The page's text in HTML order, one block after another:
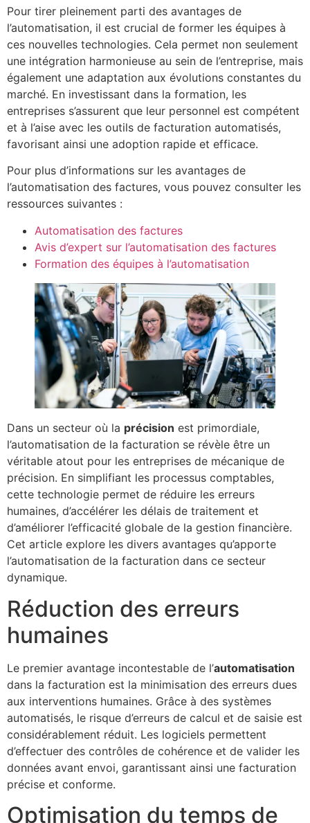
Pour tirer pleinement parti des avantages de
l’automatisation, il est crucial de former les équipes à
ces nouvelles technologies. Cela permet non seulement
une intégration harmonieuse au sein de l’entreprise, mais
également une adaptation aux évolutions constantes du
marché. En investissant dans la formation, les
entreprises s’assurent que leur personnel est compétent
et à l’aise avec les outils de facturation automatisés,
favorisant ainsi une adoption rapide et efficace.
Pour plus d’informations sur les avantages de
l’automatisation des factures, vous pouvez consulter les
ressources suivantes :
Automatisation des factures
Avis d’expert sur l’automatisation des factures
Formation des équipes à l’automatisation
Dans un secteur où la précision est primordiale,
l’automatisation de la facturation se révèle être un
véritable atout pour les entreprises de mécanique de
précision. En simplifiant les processus comptables,
cette technologie permet de réduire les erreurs
humaines, d’accélérer les délais de traitement et
d’améliorer l’efficacité globale de la gestion financière.
Cet article explore les divers avantages qu’apporte
l’automatisation de la facturation dans ce secteur
dynamique.
Réduction des erreurs
humaines
Le premier avantage incontestable de l’automatisation
dans la facturation est la minimisation des erreurs dues
aux interventions humaines. Grâce à des systèmes
automatisés, le risque d’erreurs de calcul et de saisie est
considérablement réduit. Les logiciels permettent
d’effectuer des contrôles de cohérence et de valider les
données avant envoi, garantissant ainsi une facturation
précise et conforme.
Optimisation du temps de